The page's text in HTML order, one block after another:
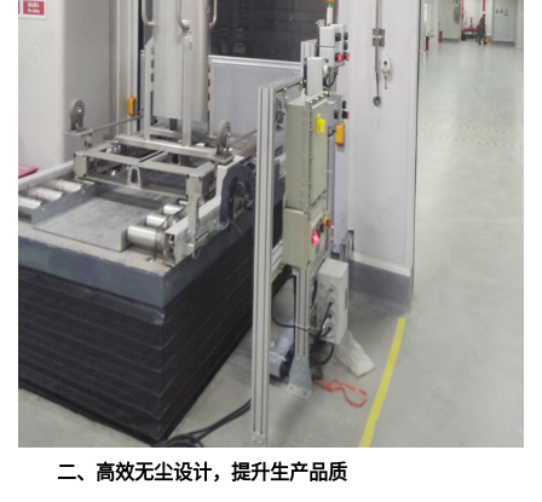
二、高效无尘设计，提升生产品质